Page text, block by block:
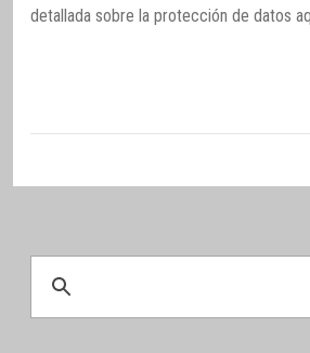
detallada sobre la protección de datos